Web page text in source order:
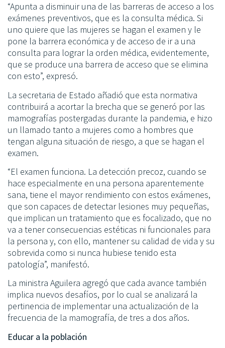
“Apunta a disminuir una de las barreras de acceso a los
exámenes preventivos, que es la consulta médica. Si
uno quiere que las mujeres se hagan el examen y le
pone la barrera económica y de acceso de ir a una
consulta para lograr la orden médica, evidentemente,
que se produce una barrera de acceso que se elimina
con esto”, expresó.
La secretaria de Estado añadió que esta normativa
contribuirá a acortar la brecha que se generó por las
mamografías postergadas durante la pandemia, e hizo
un llamado tanto a mujeres como a hombres que
tengan alguna situación de riesgo, a que se hagan el
examen.
“El examen funciona. La detección precoz, cuando se
hace especialmente en una persona aparentemente
sana, tiene el mayor rendimiento con estos exámenes,
que son capaces de detectar lesiones muy pequeñas,
que implican un tratamiento que es focalizado, que no
va a tener consecuencias estéticas ni funcionales para
la persona y, con ello, mantener su calidad de vida y su
sobrevida como si nunca hubiese tenido esta
patología”, manifestó.
La ministra Aguilera agregó que cada avance también
implica nuevos desafíos, por lo cual se analizará la
pertinencia de implementar una actualización de la
frecuencia de la mamografía, de tres a dos años.
Educar a la población